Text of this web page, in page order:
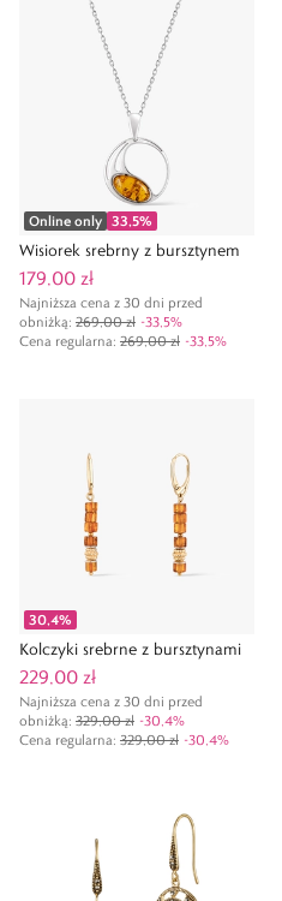
Online only 33,5%
Wisiorek srebrny z bursztynem
179,00 zł
Najniższa cena z 30 dni przed
obniżką: 269,00 zł -33,5%
Cena regularna: 269,00 zł -33,5%
30,4%
Kolczyki srebrne z bursztynami
229,00 zł
Najniższa cena z 30 dni przed
obniżką: 329,00 zł -30,4%
Cena regularna: 329,00 zł -30,4%